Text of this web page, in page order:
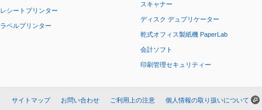
レシートプリンター
ラベルプリンター
スキャナー
ディスク デュプリケーター
乾式オフィス製紙機 PaperLab
会計ソフト
印刷管理セキュリティー
サイトマップ お問い合わせ ご利用上の注意 個人情報の取り扱いについて